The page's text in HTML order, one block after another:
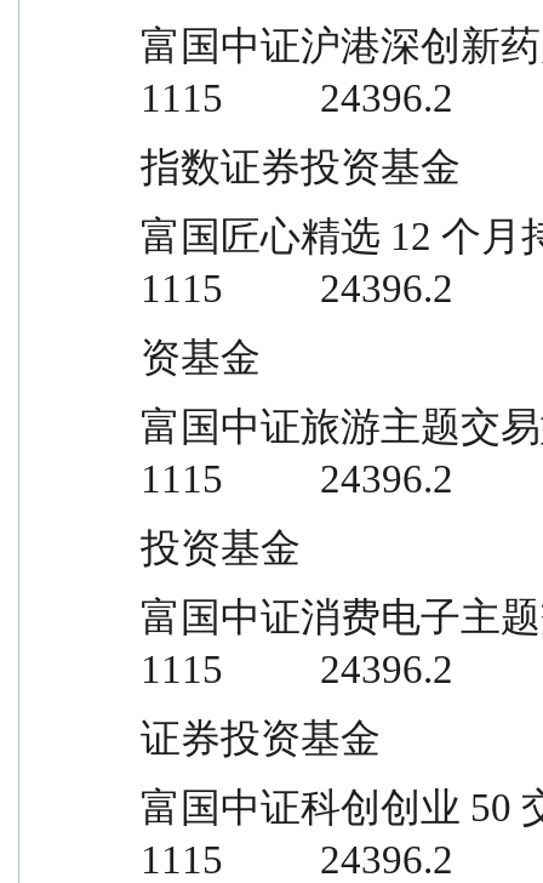
富国中证沪港深创新
1115          24396.2
指数证券投资基金
富国匠心精选 12 个月
1115          24396.2
资基金
富国中证旅游主题交
1115          24396.2
投资基金
富国中证消费电子主
1115          24396.2
证券投资基金
富国中证科创创业 50
1115          24396.2